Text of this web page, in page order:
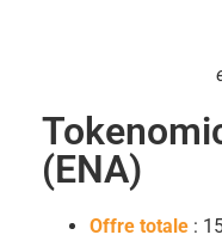
(ENA)
Offre totale :